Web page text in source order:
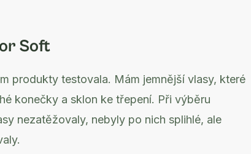
Soft
produkty testovala. Mám jemnější vlasy, které
konečky a sklon ke třepení. Při výběru
nezatěžovaly, nebyly po nich splihlé, ale